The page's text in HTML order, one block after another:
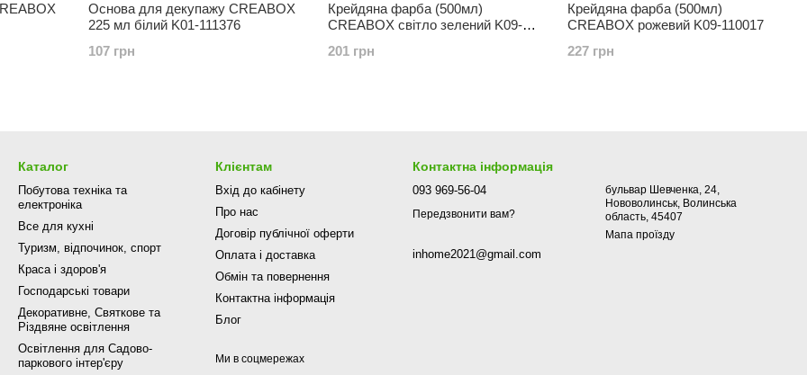
Основа для декупажу CREABOX
225 мл білий K01-111376
107 грн
Крейдяна фарба (500мл)
CREABOX світло зелений K09-
201 грн
Крейдяна фарба (500мл)
CREABOX рожевий K09-110017
227 грн
Каталог
Побутова техніка та
електроніка
Все для кухні
Туризм, відпочинок, спорт
Краса і здоров'я
Господарські товари
Декоративне, Святкове та
Різдвяне освітлення
Освітлення для Садово-
паркового інтер'єру
Клієнтам
Вхід до кабінету
Про нас
Договір публічної оферти
Оплата і доставка
Обмін та повернення
Контактна інформація
Блог
Ми в соцмережах
Контактна інформація
093 969-56-04
Передзвонити вам?
inhome2021@gmail.com
бульвар Шевченка, 24,
Нововолинськ, Волинська
область, 45407
Мапа проїзду